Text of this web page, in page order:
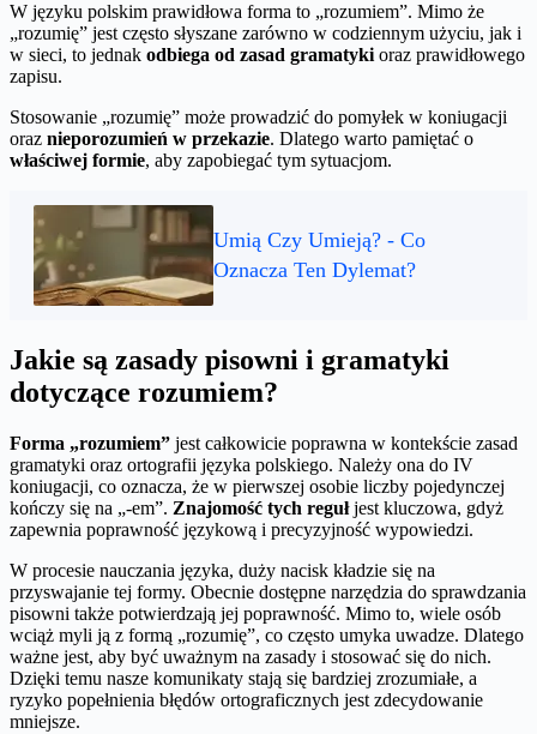
W języku polskim prawidłowa forma to „rozumiem”. Mimo że
„rozumię” jest często słyszane zarówno w codziennym użyciu, jak i
w sieci, to jednak odbiega od zasad gramatyki oraz prawidłowego
zapisu.
Stosowanie „rozumię” może prowadzić do pomyłek w koniugacji
oraz nieporozumień w przekazie. Dlatego warto pamiętać o
właściwej formie, aby zapobiegać tym sytuacjom.
Umią Czy Umieją? - Co
Oznacza Ten Dylemat?
Jakie są zasady pisowni i gramatyki
dotyczące rozumiem?
Forma „rozumiem” jest całkowicie poprawna w kontekście zasad
gramatyki oraz ortografii języka polskiego. Należy ona do IV
koniugacji, co oznacza, że w pierwszej osobie liczby pojedynczej
kończy się na „-em”. Znajomość tych regułjest kluczowa, gdyż
zapewnia poprawność językową i precyzyjność wypowiedzi.
W procesie nauczania języka, duży nacisk kładzie się na
przyswajanie tej formy. Obecnie dostępne narzędzia do sprawdzania
pisowni także potwierdzają jej poprawność. Mimo to, wiele osób
wciąż myli ją z formą „rozumię”, co często umyka uwadze. Dlatego
ważne jest, aby być uważnym na zasady i stosować się do nich.
Dzięki temu nasze komunikaty stają się bardziej zrozumiałe, a
ryzyko popełnienia błędów ortograficznych jest zdecydowanie
mniejsze.